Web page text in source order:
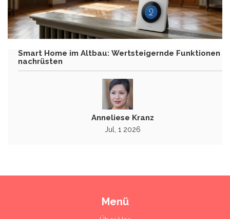
Smart Home im Altbau: Wertsteigernde Funktionen
nachrüsten
Anneliese Kranz
Jul, 1 2026
Menü